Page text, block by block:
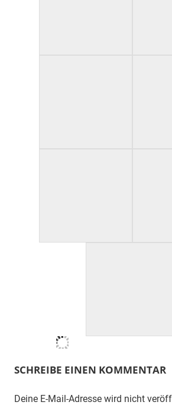
SCHREIBE EINEN KOMMENTAR
Deine E-Mail-Adresse wird nicht